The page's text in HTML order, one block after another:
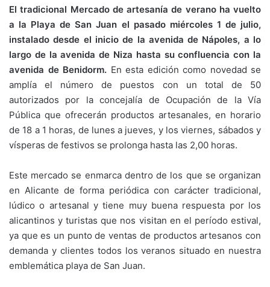
p
y
Li
n
k
ai
l
c
e
b
o
o
k
at
s
A
p
p
e
gr
a
m
m
p
ar
tir
El tradicional Mercado de artesanía de verano ha vuelto
a la Playa de San Juan el pasado miércoles 1 de julio,
instalado desde el inicio de la avenida de Nápoles, a lo
largo de la avenida de Niza hasta su confluencia con la
avenida de Benidorm. En esta edición como novedad se
amplía el número de puestos con un total de 50
autorizados por la concejalía de Ocupación de la Vía
Pública que ofrecerán productos artesanales, en horario
de 18 a 1 horas, de lunes a jueves, y los viernes, sábados y
vísperas de festivos se prolonga hasta las 2,00 horas.
Este mercado se enmarca dentro de los que se organizan
en Alicante de forma periódica con carácter tradicional,
lúdico o artesanal y tiene muy buena respuesta por los
alicantinos y turistas que nos visitan en el período estival,
ya que es un punto de ventas de productos artesanos con
demanda y clientes todos los veranos situado en nuestra
emblemática playa de San Juan.